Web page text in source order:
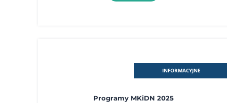
INFORMACYJNE
Programy MKiDN 2025